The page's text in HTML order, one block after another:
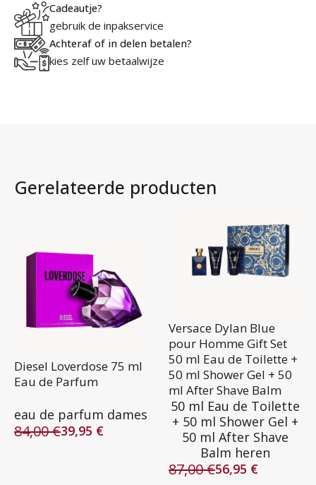
Cadeautje?
gebruik de inpakservice
Achteraf of in delen betalen?
kies zelf uw betaalwijze
Gerelateerde producten
Diesel Loverdose 75 ml
Eau de Parfum
eau de parfum dames
84,00€
Oorspronkelijke
39,95 €
Huidige
Versace Dylan Blue
pour Homme Gift Set
50 ml Eau de Toilette +
50 ml Shower Gel + 50
ml After Shave Balm
50 ml Eau de Toilette
+ 50 ml Shower Gel +
50 ml After Shave
Balm heren
87,00€
Oorspronkelijke
56,95 €
Huidige